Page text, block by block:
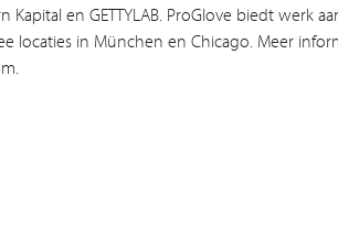
Kapital en GETTYLAB. ProGlove biedt werk
locaties in München en Chicago. Meer